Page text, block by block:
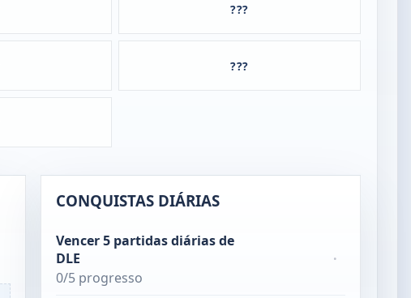
???
???
CONQUISTAS DIÁRIAS
Vencer 5 partidas diárias de
DLE
0/5 progresso
·